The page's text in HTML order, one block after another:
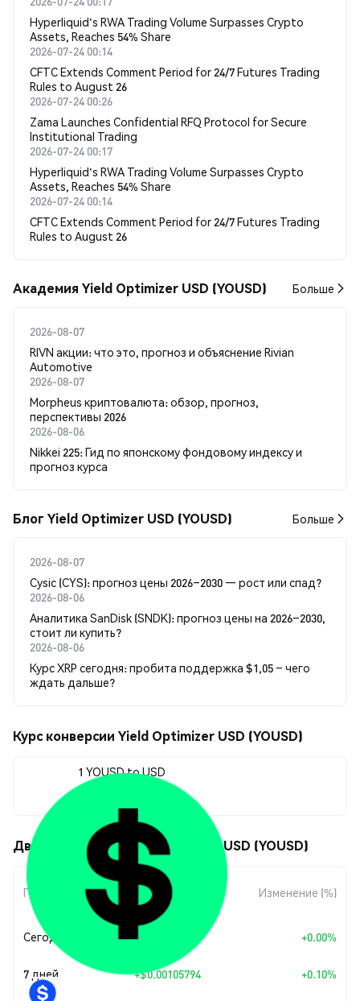
Hyperliquid's RWA Trading Volume Surpasses Crypto
Assets, Reaches 54% Share
2026-07-24 00:14
CFTC Extends Comment Period for 24/7 Futures Trading
Rules to August 26
2026-07-24 00:26
Zama Launches Confidential RFQ Protocol for Secure
Institutional Trading
2026-07-24 00:17
Hyperliquid's RWA Trading Volume Surpasses Crypto
Assets, Reaches 54% Share
2026-07-24 00:14
CFTC Extends Comment Period for 24/7 Futures Trading
Rules to August 26
Академия Yield Optimizer USD (YOUSD) Больше
2026-08-07
RIVN акции: что это, прогноз и объяснение Rivian
Automotive
2026-08-07
Morpheus криптовалюта: обзор, прогноз,
перспективы 2026
2026-08-06
Nikkei 225: Гид по японскому фондовому индексу и
прогноз курса
Блог Yield Optimizer USD (YOUSD) Больше
2026-08-07
Cysic (CYS): прогноз цены 2026–2030 — рост или спад?
2026-08-06
Аналитика SanDisk (SNDK): прогноз цены на 2026–2030,
стоит ли купить?
2026-08-06
Курс XRP сегодня: пробита поддержка $1,05 – чего
ждать дальше?
Курс конверсии Yield Optimizer USD (YOUSD)
1 YOUSD to USD
Движения цены Yield Optimizer USD (YOUSD)
Период
Изменение
суммы
Изменение (%)
Сегодня + +0.00%
7 дней +$0.00105794 +0.10%